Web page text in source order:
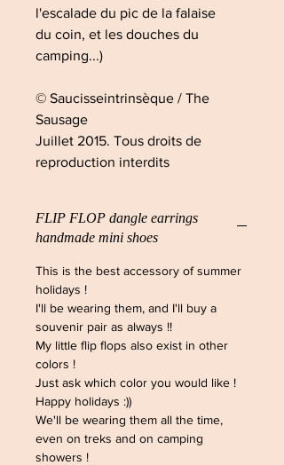
l'escalade du pic de la falaise
du coin, et les douches du
camping...)
© Saucisseintrinsèque / The
Sausage
Juillet 2015. Tous droits de
reproduction interdits
FLIP FLOP dangle earrings
handmade mini shoes
This is the best accessory of summer
holidays !
I'll be wearing them, and I'll buy a
souvenir pair as always !!
My little flip flops also exist in other
colors !
Just ask which color you would like !
Happy holidays :))
We'll be wearing them all the time,
even on treks and on camping
showers !